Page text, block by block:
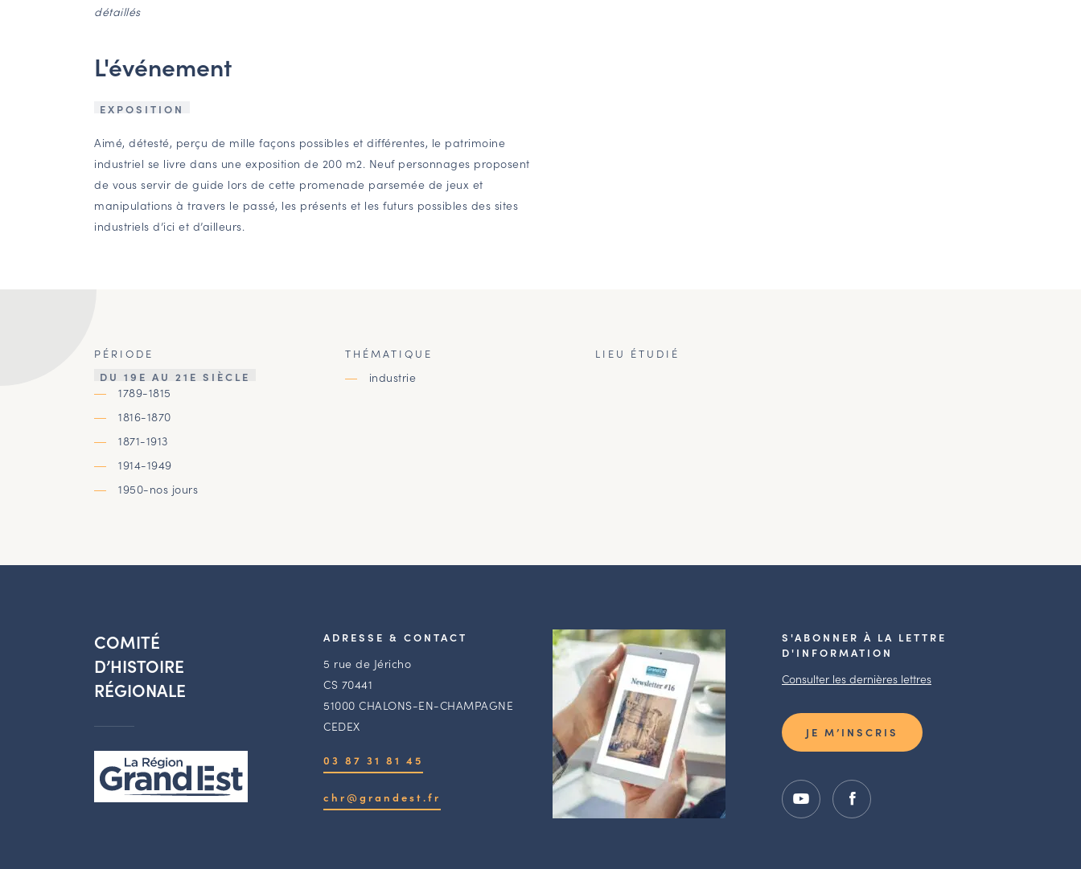
détaillés
L'événement
EXPOSITION
Aimé, détesté, perçu de mille façons possibles et différentes, le patrimoine
industriel se livre dans une exposition de 200 m2. Neuf personnages proposent
de vous servir de guide lors de cette promenade parsemée de jeux et
manipulations à travers le passé, les présents et les futurs possibles des sites
industriels d’ici et d’ailleurs.
PÉRIODE
DU 19E AU 21E SIÈCLE
1789-1815
1816-1870
1871-1913
1914-1949
1950-nos jours
THÉMATIQUE
industrie
LIEU ÉTUDIÉ
COMITÉ
D’HISTOIRE
RÉGIONALE
ADRESSE & CONTACT
5 rue de Jéricho
CS 70441
51000 CHALONS-EN-CHAMPAGNE
CEDEX
03 87 31 81 45
chr@grandest.fr
S'ABONNER À LA LETTRE
D'INFORMATION
Consulter les dernières lettres
JE M’INSCRIS